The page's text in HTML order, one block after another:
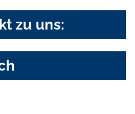
zu uns: